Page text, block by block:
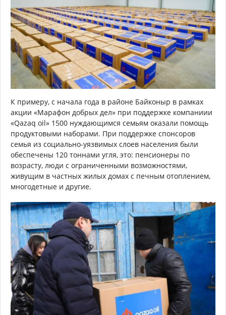
К примеру, с начала года в районе Байконыр в рамках
акции «Марафон добрых дел» при поддержке компаниии
«Qazaq oil» 1500 нуждающимся семьям оказали помощь
продуктовыми наборами. При поддержке спонсоров
семья из социально-уязвимых слоев населения были
обеспечены 120 тоннами угля, это: пенсионеры по
возрасту, люди с ограниченными возможностями,
живущим в частных жилых домах с печным отоплением,
многодетные и другие.